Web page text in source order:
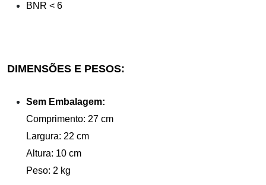
BNR < 6
DIMENSÕES E PESOS:
Sem Embalagem:
Comprimento: 27 cm
Largura: 22 cm
Altura: 10 cm
Peso: 2 kg